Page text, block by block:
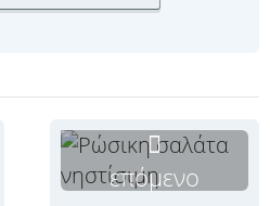
επόμενο